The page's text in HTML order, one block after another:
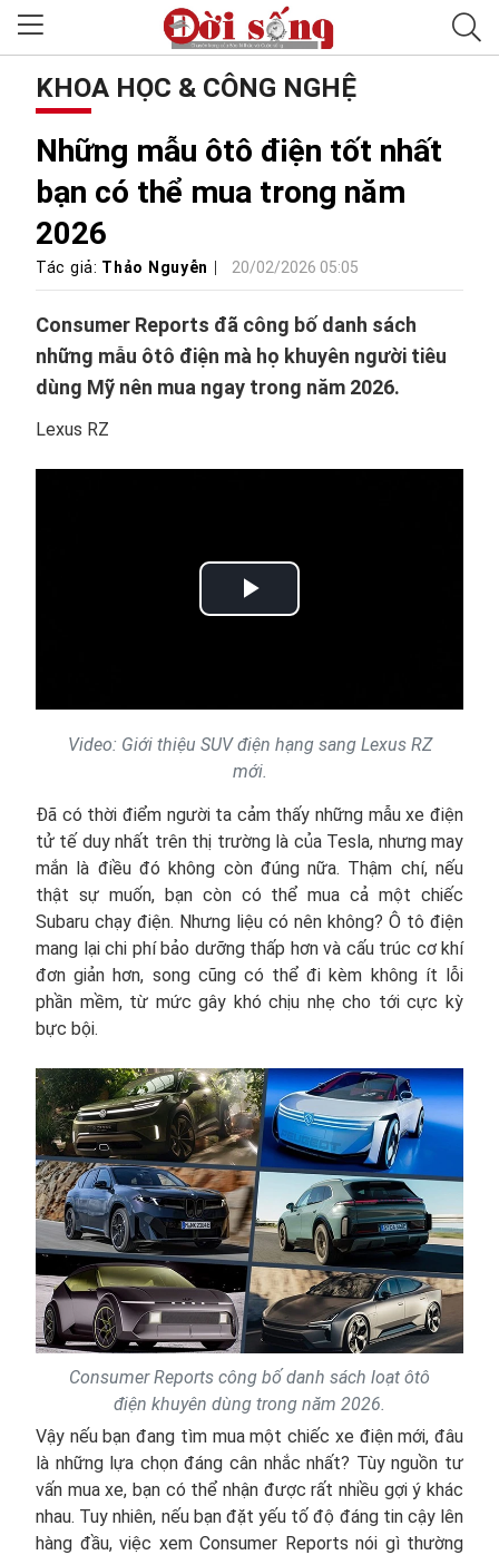
KHOA HỌC & CÔNG NGHỆ
Những mẫu ôtô điện tốt nhất
bạn có thể mua trong năm
2026
Tác giả: Thảo Nguyễn 20/02/2026 05:05
Consumer Reports đã công bố danh sách
những mẫu ôtô điện mà họ khuyên người tiêu
dùng Mỹ nên mua ngay trong năm 2026.
Lexus RZ
Play
Video: Giới thiệu SUV điện hạng sang Lexus RZ
mới.
Đã có thời điểm người ta cảm thấy những mẫu xe điện
tử tế duy nhất trên thị trường là của Tesla, nhưng may
mắn là điều đó không còn đúng nữa. Thậm chí, nếu
thật sự muốn, bạn còn có thể mua cả một chiếc
Subaru chạy điện. Nhưng liệu có nên không? Ô tô điện
mang lại chi phí bảo dưỡng thấp hơn và cấu trúc cơ khí
đơn giản hơn, song cũng có thể đi kèm không ít lỗi
phần mềm, từ mức gây khó chịu nhẹ cho tới cực kỳ
bực bội.
Consumer Reports công bố danh sách loạt ôtô
điện khuyên dùng trong năm 2026.
Vậy nếu bạn đang tìm mua một chiếc xe điện mới, đâu
là những lựa chọn đáng cân nhắc nhất? Tùy nguồn tư
vấn mua xe, bạn có thể nhận được rất nhiều gợi ý khác
nhau. Tuy nhiên, nếu bạn đặt yếu tố độ đáng tin cậy lên
hàng đầu, việc xem Consumer Reports nói gì thường